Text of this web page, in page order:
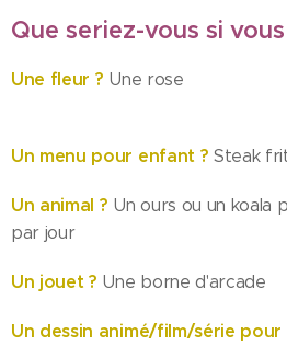
Que seriez-vous si
Une fleur ? Une rose
Un menu pour enfant ? Steak
Un animal ? Un ours ou un koala
par jour
Un jouet ? Une borne d'arcade
Un dessin animé/film/série